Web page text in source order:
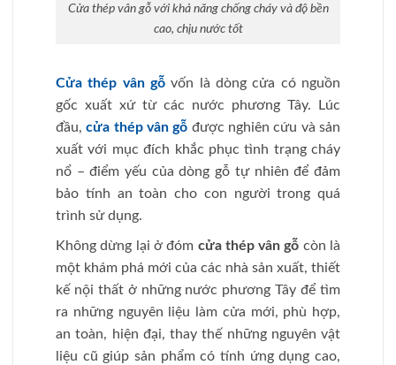
Cửa thép vân gỗ với khả năng chống cháy và độ bền
cao, chịu nước tốt
Cửa thép vân gỗ vốn là dòng cửa có nguồn
gốc xuất xứ từ các nước phương Tây. Lúc
đầu,cửa thép vân gỗ được nghiên cứu và sản
xuất với mục đích khắc phục tình trạng cháy
nổ – điểm yếu của dòng gỗ tự nhiên để đảm
bảo tính an toàn cho con người trong quá
trình sử dụng.
Không dừng lại ở đóm cửa thép vân gỗ còn là
một khám phá mới của các nhà sản xuất, thiết
kế nội thất ở những nước phương Tây để tìm
ra những nguyên liệu làm cửa mới, phù hợp,
an toàn, hiện đại, thay thế những nguyên vật
liệu cũ giúp sản phẩm có tính ứng dụng cao,